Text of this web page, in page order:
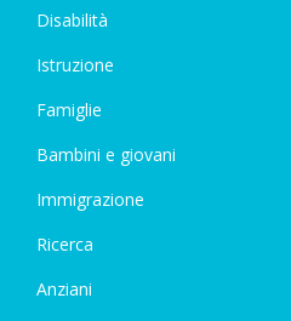
Disabilità
Istruzione
Famiglie
Bambini e giovani
Immigrazione
Ricerca
Anziani